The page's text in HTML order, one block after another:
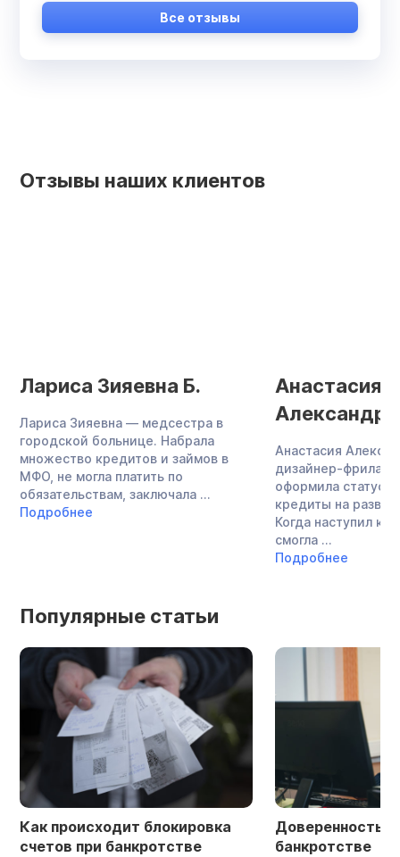
Все отзывы
Отзывы наших клиентов
Лариса Зияевна Б.
Лариса Зияевна — медсестра в
городской больнице. Набрала
множество кредитов и займов в
МФО, не могла платить по
обязательствам, заключала ...
Подробнее
Анастасия
Анастасия
дизайнер-
оформила статус
кредиты на
Когда наступил
смогла ...
Подробнее
Популярные статьи
Доверенность в деле о
банкротстве
Этапы и сроки
физических